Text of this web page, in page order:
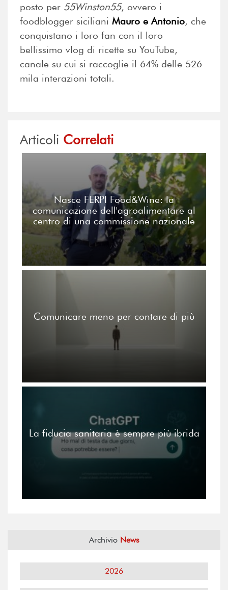
posto per 55Winston55, ovvero i
foodblogger siciliani Mauro e Antonio, che
conquistano i loro fan con il loro
bellissimo vlog di ricette su YouTube,
canale su cui si raccoglie il 64% delle 526
mila interazioni totali.
Articoli Correlati
Nasce FERPI Food&Wine: la
comunicazione dell'agroalimentare al
centro di una commissione nazionale
Comunicare meno per contare di più
La fiducia sanitaria è sempre più ibrida
Archivio News
2026